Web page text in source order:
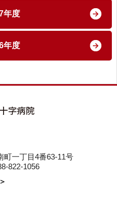
年度
年度
町一丁目4番63-11号
822-1056